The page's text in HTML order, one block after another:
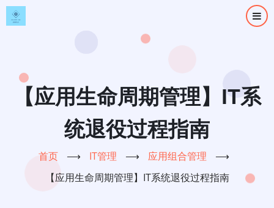
跳
转
【应用生命周期管理】IT系
统退役过程指南
首页 ⟶ IT管理 ⟶ 应用组合管理
⟶
【应用生命周期管理】IT系统退役过程指南